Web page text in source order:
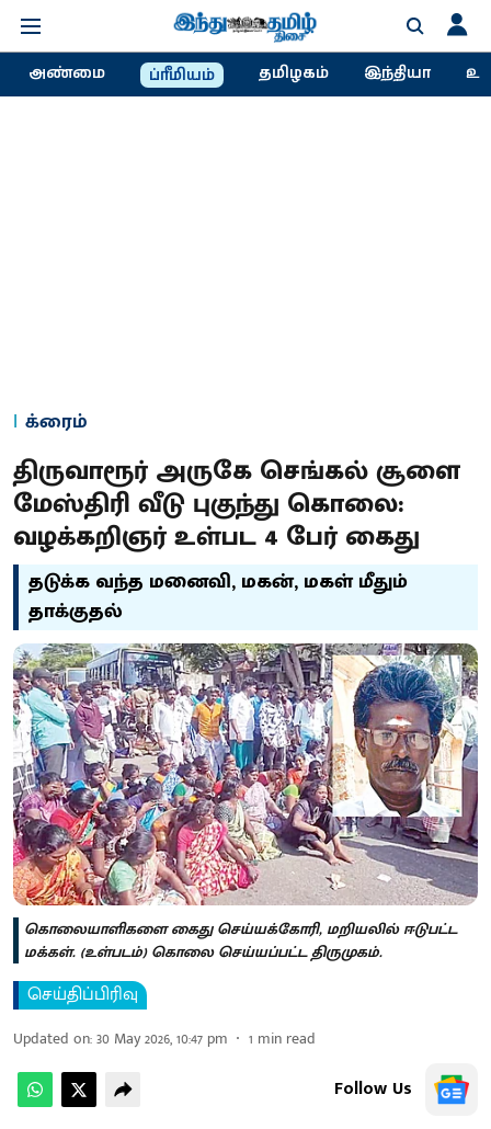
அண்மை ப்ரீமியம் தமிழகம் இந்தியா
க்ரைம்
திருவாரூர் அருகே செங்கல் சூளை
மேஸ்திரி வீடு புகுந்து கொலை:
வழக்கறிஞர் உள்பட 4 பேர் கைது
தடுக்க வந்த மனைவி, மகன், மகள் மீதும்
தாக்குதல்
கொலையாளிகளை கைது செய்யக்கோரி, மறியலில் ஈடுபட்ட
மக்கள். (உள்படம்) கொலை செய்யப்பட்ட திருமுகம்.
செய்திப்பிரிவு
Updated on:30 May 2026, 10:47 pm 1 min read
Follow Us